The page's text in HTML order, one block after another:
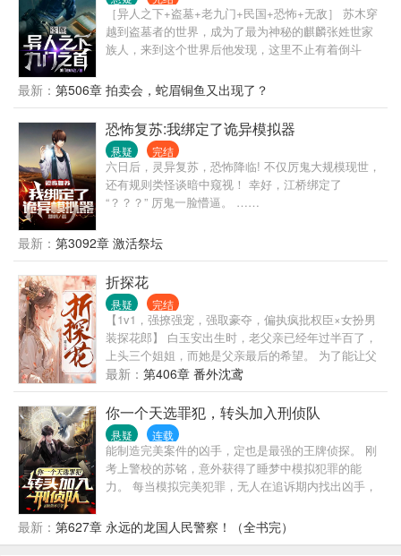
［异人之下+盗墓+老九门+民国+恐怖+无敌］ 苏木穿
越到盗墓者的世界，成为了最为神秘的麒麟张姓世家
族人，来到这个世界后他发现，这里不止有着倒斗
道人，发丘天官，卸岭力士’，还有着‘三江水魃’‘龙虎
山天师府’‘黄河河兵’‘河神’‘岳绮罗’‘张少帅’等，一众背
景都在民国时代的特殊职业与人物。 同时，还有一个
跟在他身后，嘎嘎乱杀的张起灵。
最新： 第506章 拍卖会，蛇眉铜鱼又出现了？
恐怖复苏:我绑定了诡异模拟器
悬疑 完结
六日后，灵异复苏，恐怖降临! 不仅厉鬼大规模现世，
还有规则类怪谈暗中窥视！ 幸好，江桥绑定了
“？？？” 厉鬼一脸懵逼。 ……
最新： 第3092章 激活祭坛
折探花
悬疑 完结
【1v1，强撩强宠，强取豪夺，偏执疯批权臣×女扮男
装探花郎】 白玉安出生时，老父亲已经年过半百了，
上头三个姐姐，而她是父亲最后的希望。 为了能让父
亲没有遗憾，母亲将她从小当作了男子，成了家里的
独苗苗。 高中探花那年，白玉安站在登高楼上，凭栏
了望着京城烟云，已做好将一生都献于朝廷。 而隔江
立于窗前对望的年轻权臣沈珏，却早已蛰伏在了暗
处，隐秘的窥探着那清正风雅下的媚色。 他要折了她
的傲骨，要让那白衣雅正的探花郎，心甘情愿的承
欢。 即便是不心甘情愿，他也有耐心一寸寸击溃她的
防线，让她不得不成为他的掌中笼雀，承受他的肆意
最新： 第406章 番外沈鸢
你一个天选罪犯，转头加入刑侦队
悬疑 连载
能制造完美案件的凶手，定也是最强的王牌侦探。 刚
考上警校的苏铭，意外获得了睡梦中模拟犯罪的能
力。 每当模拟完美犯罪，无人在追诉期内找出凶手，
十万次，获得无数技能。 本应成为头号罪犯的苏铭，
毕业后转身加入刑侦大队。 所有案件在其眼中，如同
最新： 第627章 永远的龙国人民警察！（全书完）